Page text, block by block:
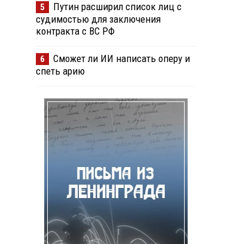
5
Путин расширил список лиц с
судимостью для заключения
контракта с ВС РФ
6
Сможет ли ИИ написать оперу и
спеть арию